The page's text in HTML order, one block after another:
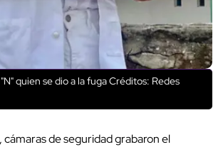
quien se dio a la fugaCréditos: Redes
de seguridad grabaron el